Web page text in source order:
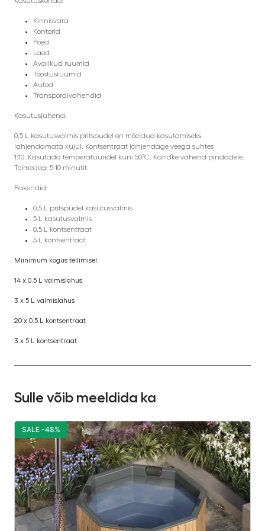
Kinnisvara
Kontorid
Poed
Laod
Avalikud ruumid
Tööstusruumid
Autod
Transpordivahendid
Kasutusjuhend:
0,5 L kasutusvalmis pritspudel on mõeldud kasutamiseks
lahjendamata kujul. Kontsentraat lahjendage veega suhtes
1:10. Kasutada temperatuuridel kuni 50°C. Kandke vahend pindadele.
Toimeaeg: 5-10 minutit.
Pakendid:
0,5 L pritspudel kasutusvalmis
5 L kasutusvalmis
0,5 L kontsentraat
5 L kontsentraat
Miinimum kogus tellimisel:
14 x 0.5 L valmislahus
3 x 5 L valmislahus
20 x 0.5 L kontsentraat
3 x 5 L kontsentraat
Sulle võib meeldida ka
SALE -48%